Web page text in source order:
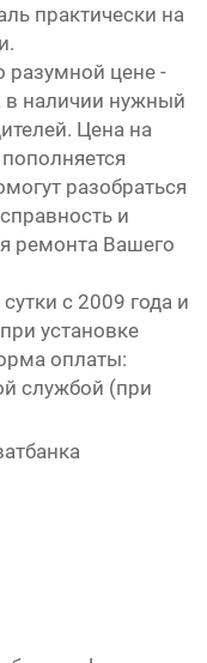
практически на
разумной цене -
в наличии нужный
Цена на
разобраться
и
ремонта Вашего
с 2009 года и
установке
оплаты:
службой (при